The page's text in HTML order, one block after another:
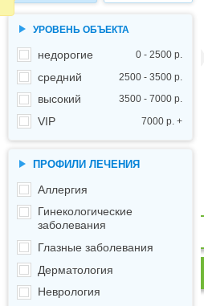
УРОВЕНЬ ОБЪЕКТА
недорогие 0 - 2500 р.
средний 2500 - 3500 р.
высокий 3500 - 7000 р.
VIP 7000 р. +
ПРОФИЛИ ЛЕЧЕНИЯ
Аллергия
Гинекологические
заболевания
Глазные заболевания
Дерматология
Неврология
Есть бассейн
МЕСТ